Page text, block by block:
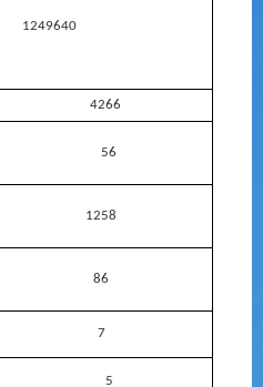
1249640
4266
56
1258
86
7
5